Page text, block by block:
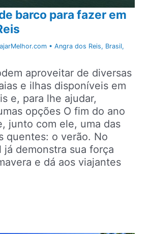
barco para fazer em
•Angra dos Reis, Brasil,
aproveitar de diversas
e ilhas disponíveis em
e, para lhe ajudar,
opções O fim do ano
junto com ele, uma das
quentes: o verão. No
já demonstra sua força
e dá aos viajantes